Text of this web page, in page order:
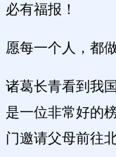
必有福报！
愿每一个人，都
诸葛长青看到我
是一位非常好的
门邀请父母前往